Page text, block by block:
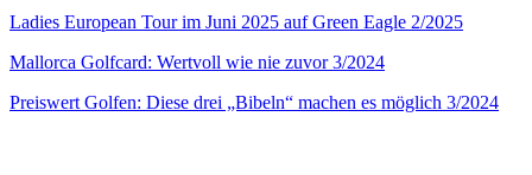
Ladies European Tour im Juni 2025 auf Green Eagle 2/2025
Mallorca Golfcard: Wertvoll wie nie zuvor 3/2024
Preiswert Golfen: Diese drei „Bibeln“ machen es möglich 3/2024